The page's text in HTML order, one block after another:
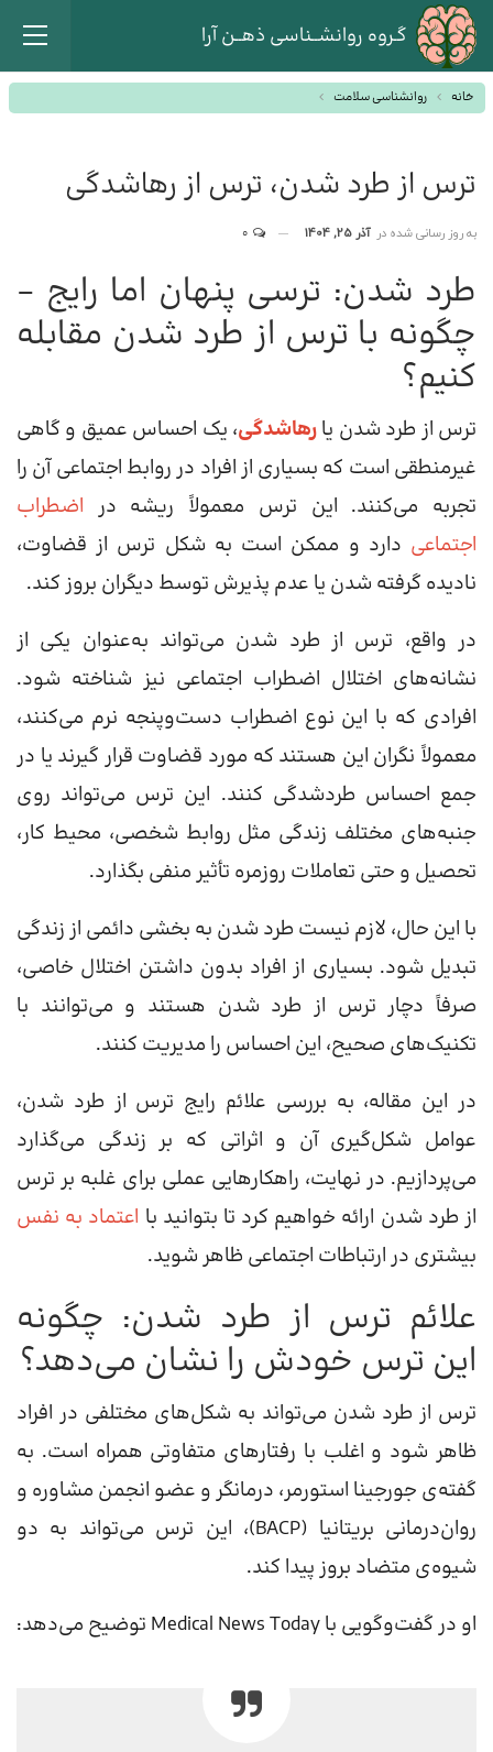
گـروه روانشــناسی ذهــن آرا
خانه روانشناسی سلامت
ترس از طرد شدن، ترس از رهاشدگی
به روز رسانی شده در آذر 25, 1404
طرد شدن: ترسی پنهان اما رایج –
چگونه با ترس از طرد شدن مقابله
کنیم؟
ترس از طرد شدن یارهاشدگی، یک احساس عمیق و گاهی
غیرمنطقی است که بسیاری از افراد در روابط اجتماعی آن را
تجربه می‌کنند. این ترس معمولاً ریشه در اضطراب
اجتماعی دارد و ممکن است به شکل ترس از قضاوت،
نادیده گرفته شدن یا عدم پذیرش توسط دیگران بروز کند.
در واقع، ترس از طرد شدن می‌تواند به‌عنوان یکی از
نشانه‌های اختلال اضطراب اجتماعی نیز شناخته شود.
افرادی که با این نوع اضطراب دست‌و‌پنجه نرم می‌کنند،
معمولاً نگران این هستند که مورد قضاوت قرار گیرند یا در
جمع احساس طردشدگی کنند. این ترس می‌تواند روی
جنبه‌های مختلف زندگی مثل روابط شخصی، محیط کار،
تحصیل و حتی تعاملات روزمره تأثیر منفی بگذارد.
با این حال، لازم نیست طرد شدن به بخشی دائمی از زندگی
تبدیل شود. بسیاری از افراد بدون داشتن اختلال خاصی،
صرفاً دچار ترس از طرد شدن هستند و می‌توانند با
تکنیک‌های صحیح، این احساس را مدیریت کنند.
در این مقاله، به بررسی علائم رایج ترس از طرد شدن،
عوامل شکل‌گیری آن و اثراتی که بر زندگی می‌گذارد
می‌پردازیم. در نهایت، راهکارهایی عملی برای غلبه بر ترس
از طرد شدن ارائه خواهیم کرد تا بتوانید با اعتماد به نفس
بیشتری در ارتباطات اجتماعی ظاهر شوید.
علائم ترس از طرد شدن: چگونه
این ترس خودش را نشان می‌دهد؟
ترس از طرد شدن می‌تواند به شکل‌های مختلفی در افراد
ظاهر شود و اغلب با رفتارهای متفاوتی همراه است. به
گفته‌ی جورجینا استورمر، درمانگر و عضو انجمن مشاوره و
روان‌درمانی بریتانیا (BACP)، این ترس می‌تواند به دو
شیوه‌ی متضاد بروز پیدا کند.
او در گفت‌وگویی با Medical News Today توضیح می‌دهد: